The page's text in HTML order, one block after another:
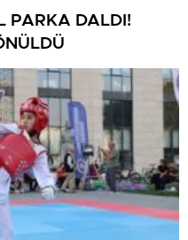
PARKA DALDI!